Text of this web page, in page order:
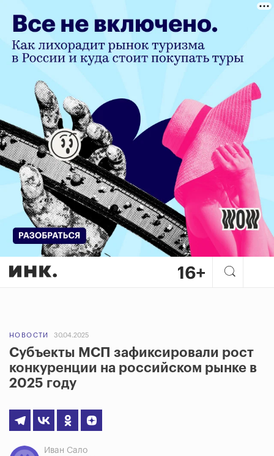
НОВОСТИ 30.04.2025
Субъекты МСП зафиксировали рост
конкуренции на российском рынке в
2025 году
Иван Сало